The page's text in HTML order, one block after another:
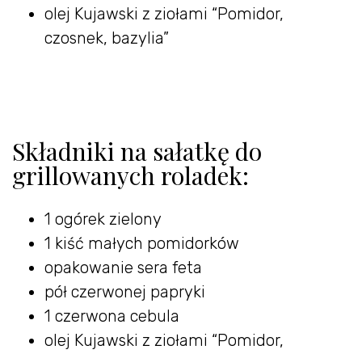
olej Kujawski z ziołami “Pomidor,
czosnek, bazylia”
Składniki na sałatkę do
grillowanych roladek:
1 ogórek zielony
1 kiść małych pomidorków
opakowanie sera feta
pół czerwonej papryki
1 czerwona cebula
olej Kujawski z ziołami “Pomidor,